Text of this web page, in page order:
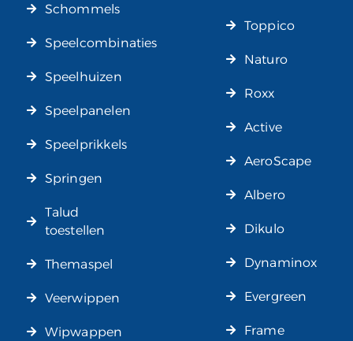
Schommels
Speelcombinaties
Speelhuizen
Speelpanelen
Speelprikkels
Springen
Talud
toestellen
Themaspel
Veerwippen
Wipwappen
Toppico
Naturo
Roxx
Active
AeroScape
Albero
Dikulo
Dynaminox
Evergreen
Frame